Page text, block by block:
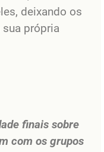
deixando os
própria
finais sobre
com os grupos